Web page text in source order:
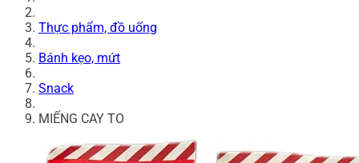
Thực phẩm, đồ uống
Bánh kẹo, mứt
Snack
MIẾNG CAY TO